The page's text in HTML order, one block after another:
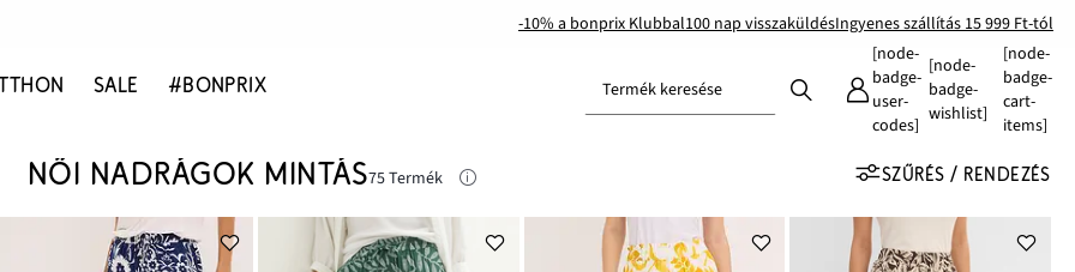
-10% a bonprix Klubbal100 nap visszaküldésIngyenes szállítás 15 999 Ft-tól
SALE #BONPRIX Termék keresése
[node-
badge-
user-
codes]
[node-
badge-
wishlist]
[node-
badge-
cart-
items]
NŐI NADRÁGOK MINTÁS75 Termék SZŰRÉS / RENDEZÉS